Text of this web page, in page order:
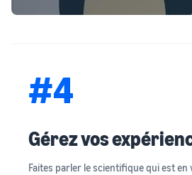
#4
Gérez vos
Faites parler le scientifique qui est